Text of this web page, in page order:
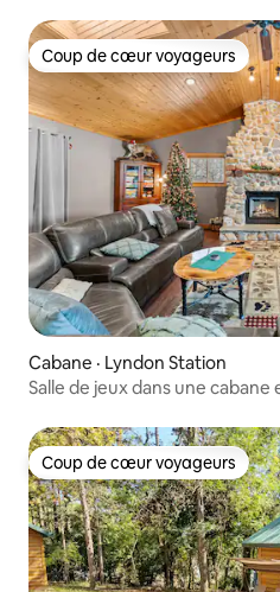
Coup de cœur voyageurs
Coup de cœur voyageurs
Cabane · Lyndon Station
Salle de jeux dans une
Coup de cœur voyageurs
Coup de cœur voyageurs